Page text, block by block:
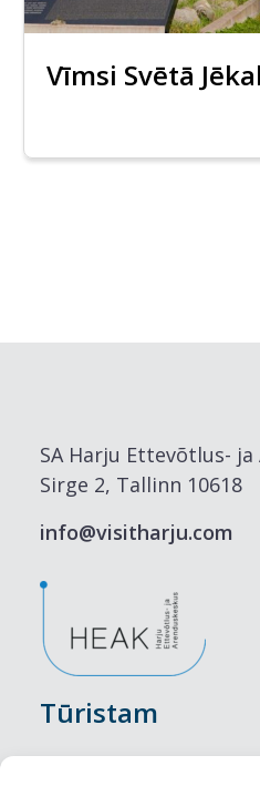
Vīmsi Svētā
SA Harju Ettevõtlus-
Sirge 2, Tallinn 10618
info@visitharju.com
Tūristam